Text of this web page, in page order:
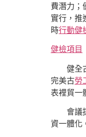
費潛力；
實行，推
時行動健
健檢項目
健全
完美古勞
表裡貿一
會議
資一體化